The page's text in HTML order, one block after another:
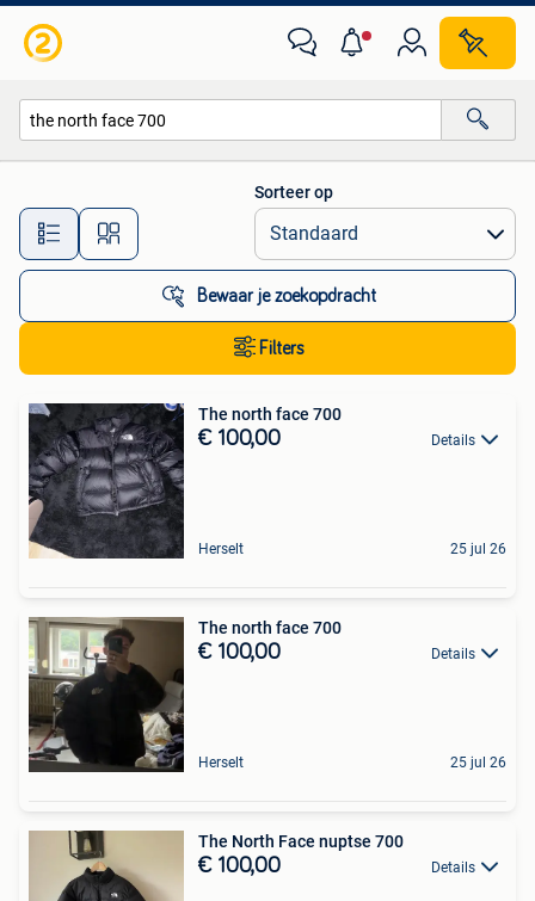
Alle afstanden…
Sorteer op
Bewaar je zoekopdracht
Filters
The north face 700
€ 100,00 Details
Herselt 25 jul 26
The north face 700
€ 100,00 Details
Herselt 25 jul 26
The North Face nuptse 700
€ 100,00 Details